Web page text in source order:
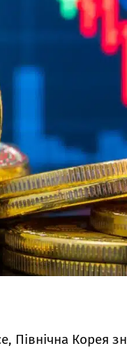
, Північна Корея